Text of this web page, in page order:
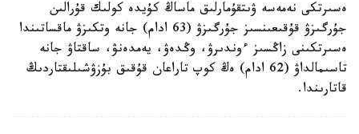
ەسىرتكى نەمەسە ۋىتقۇمارلىق ماساڭ كۇيدە كولىك قۇرالىن
جۇرگىزۋ قۇقىعىنسىز جۇرگىزۋ (63 ادام) جانە وتكىزۋ ماقساتىندا
ەسىرتكىنى زاڭسىز ءوندىرۋ، وڭدەۋ، يەمدەنۋ، ساقتاۋ جانە
تاسىمالداۋ (62 ادام) ەڭ كوپ تاراعان قۇقىق بۇزۋشىلىقتاردىڭ
قاتارىندا.